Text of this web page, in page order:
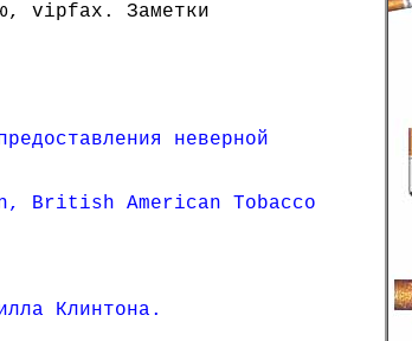
vipfax. Заметки
неверной
British American Tobacco
Клинтона.